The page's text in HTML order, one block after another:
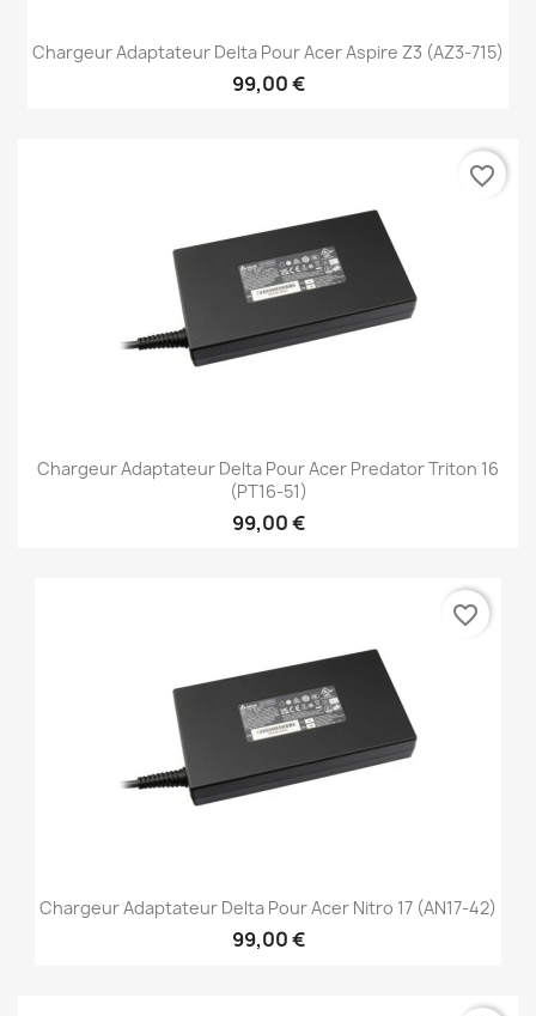
Chargeur Adaptateur Delta Pour Acer Aspire Z3 (AZ3-715)
99,00 €
Chargeur Adaptateur Delta Pour Acer Predator Triton 16
(PT16-51)
99,00 €
favorite_border
Chargeur Adaptateur Delta Pour Acer Nitro 17 (AN17-42)
99,00 €
favorite_border